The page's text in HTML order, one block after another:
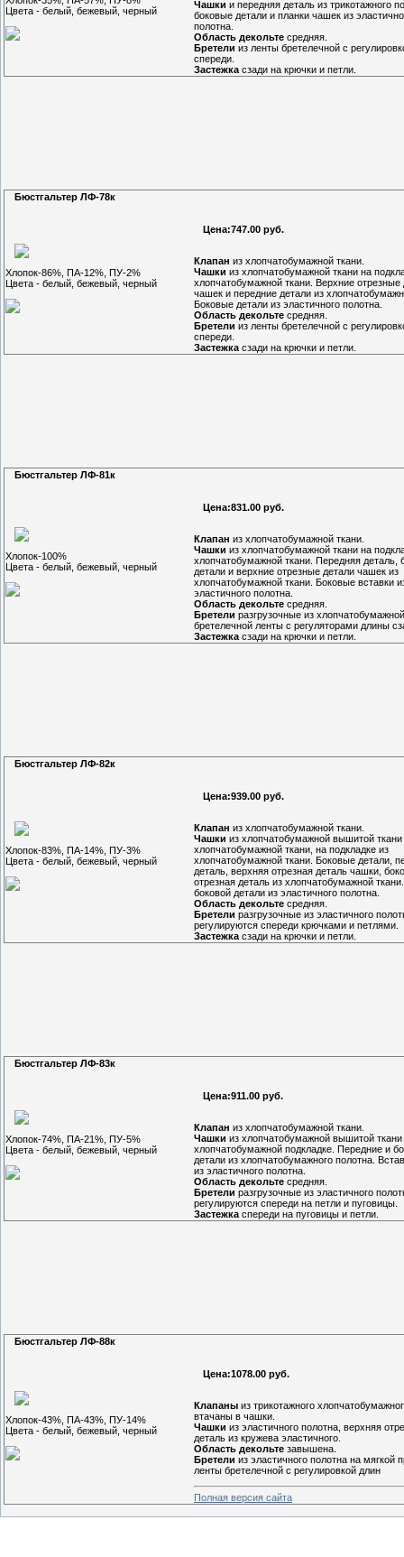
Цвета - белый, бежевый, черный
Чашки и передняя деталь из трикотажного
боковые детали и планки чашек из
полотна.
Область декольте средняя.
Бретели из ленты бретелечной с
спереди.
Застежка сзади на крючки и петли.
Бюстгальтер ЛФ-78к
Хлопок-86%, ПА-12%, ПУ-2%
Цвета - белый, бежевый, черный
Цена:747.00 руб.
Клапан из хлопчатобумажной ткани.
Чашки из хлопчатобумажной ткани на
хлопчатобумажной ткани. Верхние отрезные
чашек и передние детали из
Боковые детали из эластичного полотна.
Область декольте средняя.
Бретели из ленты бретелечной с
спереди.
Застежка сзади на крючки и петли.
Бюстгальтер ЛФ-81к
Хлопок-100%
Цвета - белый, бежевый, черный
Цена:831.00 руб.
Клапан из хлопчатобумажной ткани.
Чашки из хлопчатобумажной ткани на
хлопчатобумажной ткани. Передняя деталь,
детали и верхние отрезные детали чашек из
хлопчатобумажной ткани. Боковые вставки
эластичного полотна.
Область декольте средняя.
Бретели разгрузочные из
бретелечной ленты с регуляторами длины
Застежка сзади на крючки и петли.
Бюстгальтер ЛФ-82к
Хлопок-83%, ПА-14%, ПУ-3%
Цвета - белый, бежевый, черный
Цена:939.00 руб.
Клапан из хлопчатобумажной ткани.
Чашки из хлопчатобумажной вышитой ткани
хлопчатобумажной ткани, на подкладке из
хлопчатобумажной ткани. Боковые детали,
деталь, верхняя отрезная деталь чашки,
отрезная деталь из хлопчатобумажной
боковой детали из эластичного полотна.
Область декольте средняя.
Бретели разгрузочные из эластичного
регулируются спереди крючками и петлями.
Застежка сзади на крючки и петли.
Бюстгальтер ЛФ-83к
Хлопок-74%, ПА-21%, ПУ-5%
Цвета - белый, бежевый, черный
Цена:911.00 руб.
Клапан из хлопчатобумажной ткани.
Чашки из хлопчатобумажной вышитой ткани
хлопчатобумажной подкладке. Передние и
детали из хлопчатобумажного полотна.
из эластичного полотна.
Область декольте средняя.
Бретели разгрузочные из эластичного
регулируются спереди на петли и пуговицы.
Застежка спереди на пуговицы и петли.
Бюстгальтер ЛФ-88к
Хлопок-43%, ПА-43%, ПУ-14%
Цвета - белый, бежевый, черный
Цена:1078.00 руб.
Клапаны из трикотажного
втачаны в чашки.
Чашки из эластичного полотна, верхняя
деталь из кружева эластичного.
Область декольте завышена.
Бретели из эластичного полотна на мягкой
ленты бретелечной с регулировкой длин
Полная версия сайта